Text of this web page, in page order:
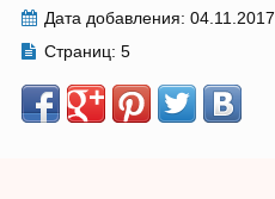
Дата добавления: 04.11.2017
Страниц: 5